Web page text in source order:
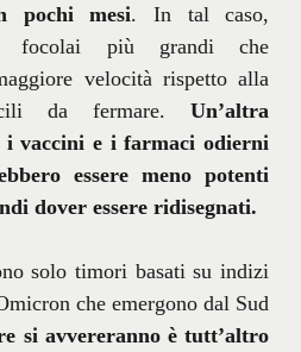
pochi mesi. In tal caso,
focolai più grandi che
velocità rispetto alla
da fermare.Un’altra
i vaccini e i farmaci odierni
essere meno potenti
dover essere ridisegnati.
solo timori basati su indizi
che emergono dal Sud
si avvereranno è tutt’altro